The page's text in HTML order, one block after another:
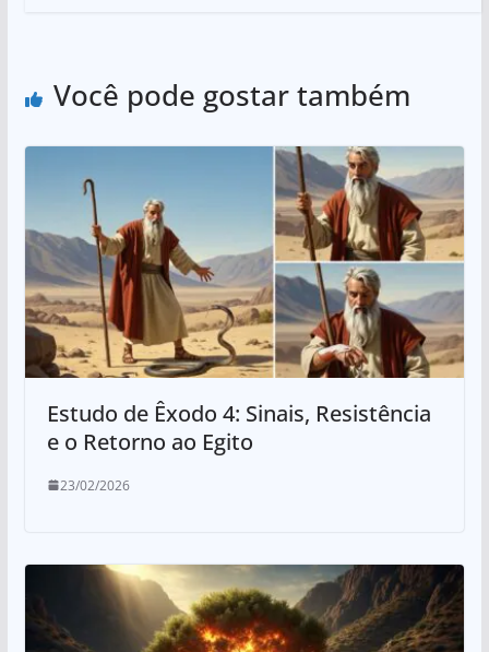
Você pode gostar também
Estudo de Êxodo 4: Sinais, Resistência
e o Retorno ao Egito
23/02/2026